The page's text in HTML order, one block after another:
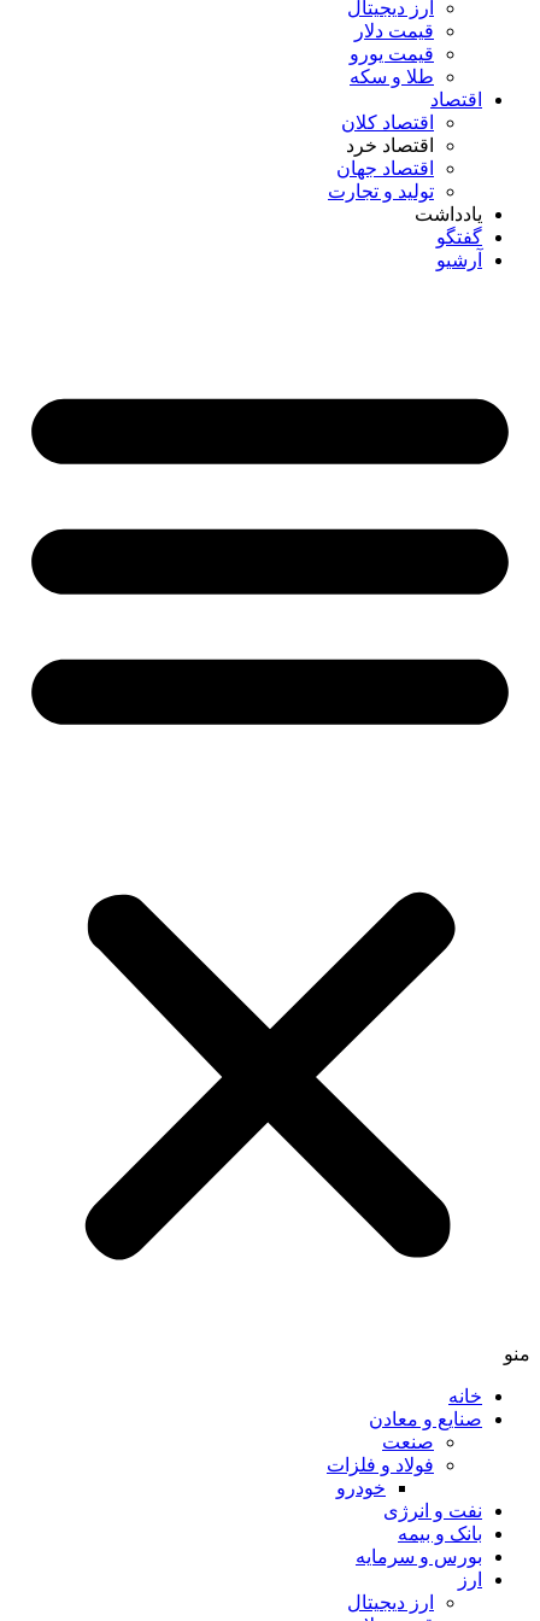
ارز دیجیتال
قیمت دلار
قیمت یورو
طلا و سکه
اقتصاد
اقتصاد کلان
اقتصاد خرد
اقتصاد جهان
تولید و تجارت
یادداشت
گفتگو
آرشیو
خانه
صنایع و معادن
صنعت
فولاد و فلزات
خودرو
نفت و انرژی
بانک و بیمه
بورس و سرمایه
ارز دیجیتال